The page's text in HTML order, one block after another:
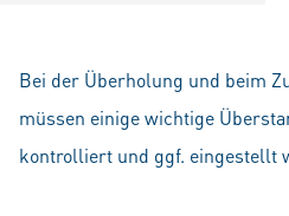
Bei der Überholung und beim
müssen einige wichtige
kontrolliert und ggf. eingestellt